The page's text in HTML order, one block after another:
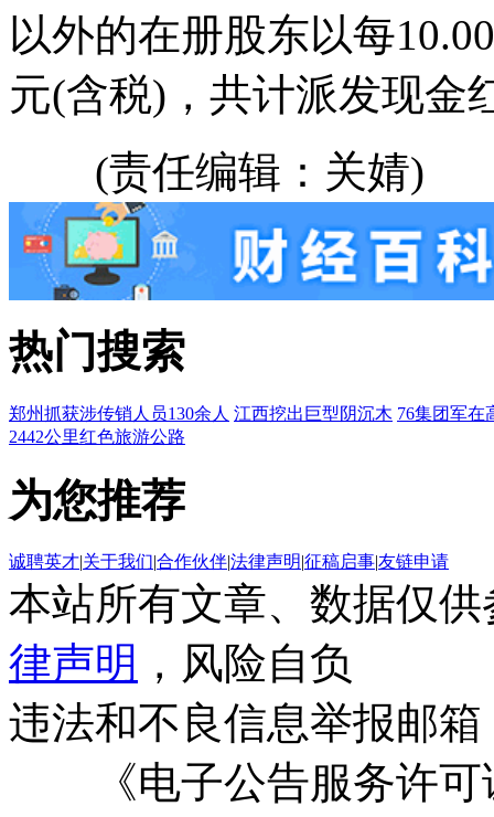
以外的在册股东以每
元(含税)，共计派发现金
(责任编辑：关婧)
热门搜索
郑州抓获涉传销人员130余人 江西挖出巨型阴沉木 76集团军在
2442公里红色旅游公路
为您推荐
诚聘英才|关于我们|合作伙伴|法律声明|征稿启事|友链申请
本站所有文章、数据仅
律声明 ，风险自负
违法和不良信息举报邮箱
《电子公告服务许可